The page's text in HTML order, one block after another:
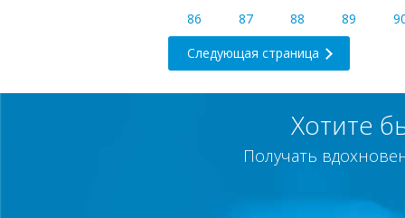
86
87 88 89
Следующая страница
Хотите
Получать